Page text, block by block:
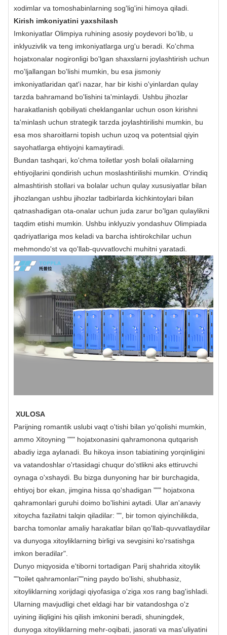
xodimlar va tomoshabinlarning sog'lig'ini himoya qiladi.
Kirish imkoniyatini yaxshilash
Imkoniyatlar Olimpiya ruhining asosiy poydevori bo'lib, u
inklyuzivlik va teng imkoniyatlarga urg'u beradi. Ko'chma
hojatxonalar nogironligi bo'lgan shaxslarni joylashtirish uchun
mo'ljallangan bo'lishi mumkin, bu esa jismoniy
imkoniyatlaridan qat'i nazar, har bir kishi o'yinlardan qulay
tarzda bahramand bo'lishini ta'minlaydi. Ushbu jihozlar
harakatlanish qobiliyati cheklanganlar uchun oson kirishni
ta'minlash uchun strategik tarzda joylashtirilishi mumkin, bu
esa mos sharoitlarni topish uchun uzoq va potentsial qiyin
sayohatlarga ehtiyojni kamaytiradi.
Bundan tashqari, ko'chma toiletlar yosh bolali oilalarning
ehtiyojlarini qondirish uchun moslashtirilishi mumkin. O'rindiq
almashtirish stollari va bolalar uchun qulay xususiyatlar bilan
jihozlangan ushbu jihozlar tadbirlarda kichkintoylari bilan
qatnashadigan ota-onalar uchun juda zarur bo'lgan qulaylikni
taqdim etishi mumkin. Ushbu inklyuziv yondashuv Olimpiada
qadriyatlariga mos keladi va barcha ishtirokchilar uchun
mehmondo'st va qo'llab-quvvatlovchi muhitni yaratadi.
XULOSA
Parijning romantik uslubi vaqt o'tishi bilan yo'qolishi mumkin,
ammo Xitoyning """ hojatxonasini qahramonona qutqarish
abadiy izga aylanadi. Bu hikoya inson tabiatining yorqinligini
va vatandoshlar o'rtasidagi chuqur do'stlikni aks ettiruvchi
oynaga o'xshaydi. Bu bizga dunyoning har bir burchagida,
ehtiyoj bor ekan, jimgina hissa qo'shadigan """ hojatxona
qahramonlari guruhi doimo bo'lishini aytadi. Ular an'anaviy
xitoycha fazilatni talqin qiladilar: "", bir tomon qiyinchilikda,
barcha tomonlar amaliy harakatlar bilan qo'llab-quvvatlaydilar
va dunyoga xitoyliklarning birligi va sevgisini ko'rsatishga
imkon beradilar".
Dunyo miqyosida e'tiborni tortadigan Parij shahrida xitoylik
""toilet qahramonlari""ning paydo bo'lishi, shubhasiz,
xitoyliklarning xorijdagi qiyofasiga o'ziga xos rang bag'ishladi.
Ularning mavjudligi chet eldagi har bir vatandoshga o'z
uyining iliqligini his qilish imkonini beradi, shuningdek,
dunyoga xitoyliklarning mehr-oqibati, jasorati va mas'uliyatini